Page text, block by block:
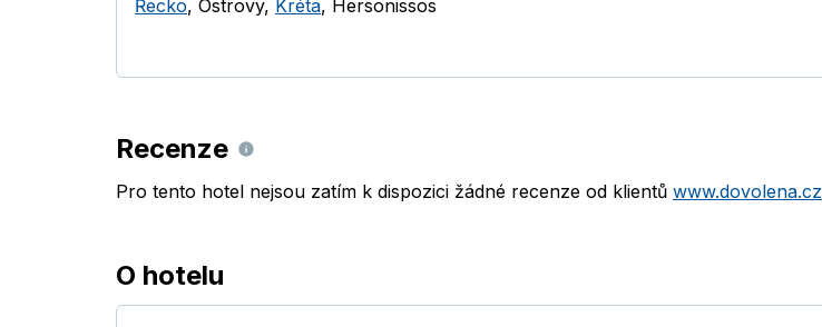
Řecko, Ostrovy, Kréta, Hersonissos
Recenze
Pro tento hotel nejsou zatím k dispozici žádné recenze od klientů www.dovolena.cz
O hotelu